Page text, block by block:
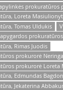
prokuratūros
Loreta
Tomas Uldukis
Rimas Juodis
prokurorė
prokurorė Loreta
Edmundas
Jekaterina